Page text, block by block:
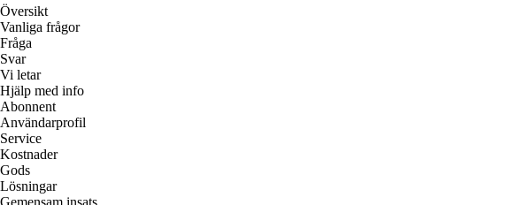
Översikt
Vanliga frågor
Fråga
Svar
Vi letar
Hjälp med info
Abonnent
Användarprofil
Service
Kostnader
Gods
Lösningar